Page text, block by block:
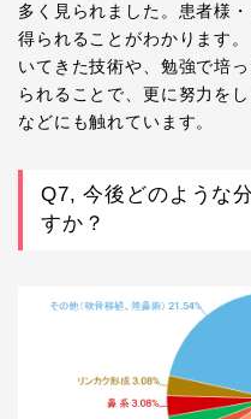
多く見られました。患者様
得られることがわかります
いてきた技術や、勉強で培
られることで、更に努力を
などにも触れています。
Q7, 今後どのような
すか？